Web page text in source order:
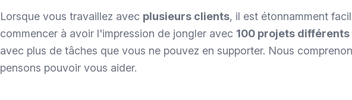
Lorsque vous travaillez avec plusieurs clients, il est étonnamment
commencer à avoir l'impression de jongler avec 100 projets différents
avec plus de tâches que vous ne pouvez en supporter. Nous
pensons pouvoir vous aider.